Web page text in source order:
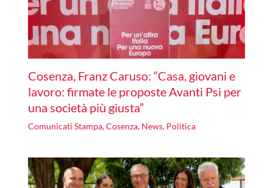
Cosenza, Franz Caruso: “Casa, giovani e
lavoro: firmate le proposte Avanti Psi per
una società più giusta”
Comunicati Stampa,Cosenza, News, Politica